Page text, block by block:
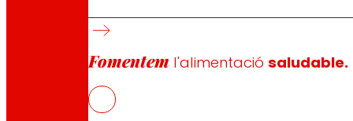
Fomentem l'alimentaciósaludable.
Les vendes brutes assoleixen els 4.501 M€.
El seu EBITDA arriba als 251 M€, un 1,8%